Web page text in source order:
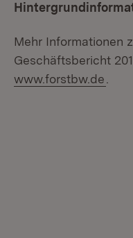
Mehr Informationen
Geschäftsbericht
www.forstbw.de